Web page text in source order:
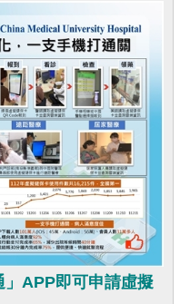
」APP即可申請虛擬